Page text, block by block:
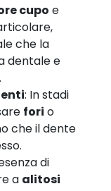
cupo e
che la
dentale e
: In stadi
fori o
che il dente
di
a alitosi